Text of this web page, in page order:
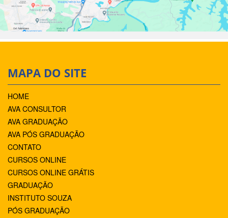
MAPA DO SITE
HOME
AVA CONSULTOR
AVA GRADUAÇÃO
AVA PÓS GRADUAÇÃO
CONTATO
CURSOS ONLINE
CURSOS ONLINE GRÁTIS
GRADUAÇÃO
INSTITUTO SOUZA
PÓS GRADUAÇÃO